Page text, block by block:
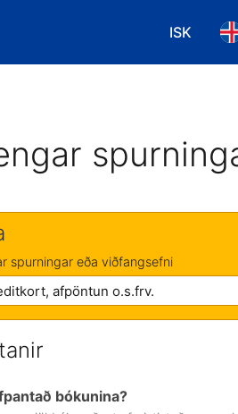
ISK
Veldu
spurningar eða viðfangsefni
bókunina?